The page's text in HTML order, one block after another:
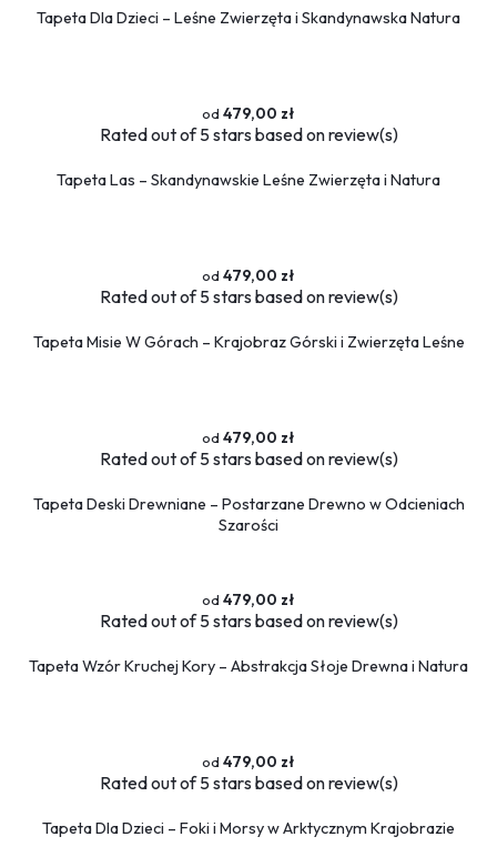
Tapeta Dla Dzieci – Leśne Zwierzęta i Skandynawska Natura
479,00 zł
Ratedout of 5 stars based onreview(s)
Tapeta Las – Skandynawskie Leśne Zwierzęta i Natura
479,00 zł
Ratedout of 5 stars based onreview(s)
Tapeta Misie W Górach – Krajobraz Górski i Zwierzęta Leśne
479,00 zł
Ratedout of 5 stars based onreview(s)
Tapeta Deski Drewniane – Postarzane Drewno w Odcieniach
Szarości
479,00 zł
Ratedout of 5 stars based onreview(s)
Tapeta Wzór Kruchej Kory – Abstrakcja Słoje Drewna i Natura
479,00 zł
Ratedout of 5 stars based onreview(s)
Tapeta Dla Dzieci – Foki i Morsy w Arktycznym Krajobrazie